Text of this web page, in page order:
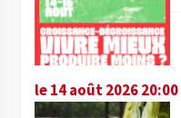
le 14 août 2026 20:00